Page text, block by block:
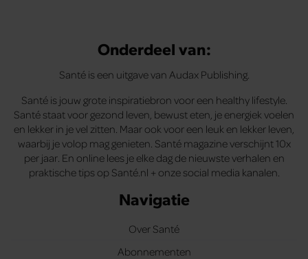
Onderdeel van:
Santé is een uitgave van Audax Publishing.
Santé is jouw grote inspiratiebron voor een healthy lifestyle.
Santé staat voor gezond leven, bewust eten, je energiek voelen
en lekker in je vel zitten. Maar ook voor een leuk en lekker leven,
waarbij je volop mag genieten. Santé magazine verschijnt 10x
per jaar. En online lees je elke dag de nieuwste verhalen en
praktische tips op Santé.nl + onze social media kanalen.
Navigatie
Over Santé
Abonnementen